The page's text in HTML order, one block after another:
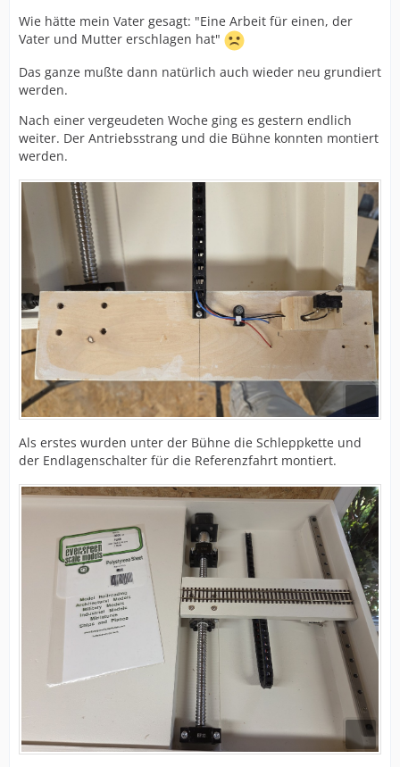
Wie hätte mein Vater gesagt: "Eine Arbeit für einen, der
Vater und Mutter erschlagen hat"
Das ganze mußte dann natürlich auch wieder neu grundiert
werden.
Nach einer vergeudeten Woche ging es gestern endlich
weiter. Der Antriebsstrang und die Bühne konnten montiert
werden.
Als erstes wurden unter der Bühne die Schleppkette und
der Endlagenschalter für die Referenzfahrt montiert.